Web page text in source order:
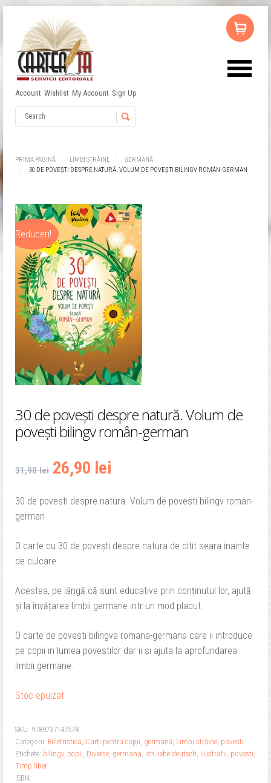
Account Wishlist My Account Sign Up
PRIMA PAGINĂ LIMBI STRĂINE
GERMANĂ
30 DE POVEȘTI DESPRE NATURĂ. VOLUM DE POVEȘTI BILINGV ROMÂN-GERMAN
Reduceri!
30 de povești despre natură. Volum de
povești bilingv român-german
31,90lei Prețul
inițial
fost:
26,90 lei
curent
26,90 lei.
30 de povesti despre natura. Volum de povesti bilingv roman-
german
O carte cu 30 de povești despre natura de citit seara inainte
de culcare.
Acestea, pe lângă că sunt educative prin conținutul lor, ajută
și la învățarea limbii germane intr-un mod placut.
O carte de povesti bilingva romana-germana care ii introduce
pe copii in lumea povestilor dar ii si ajuta la aprofundarea
limbii germane.
Stoc epuizat
SKU: 9789737147578
Categorii: Beletristica Carti pentru copii germană Limbi străine povesti
Etichete: bilingv copii Diverse germana ich liebe deutsch ilustratii povesti
Timp liber
ISBN:
Remember Me